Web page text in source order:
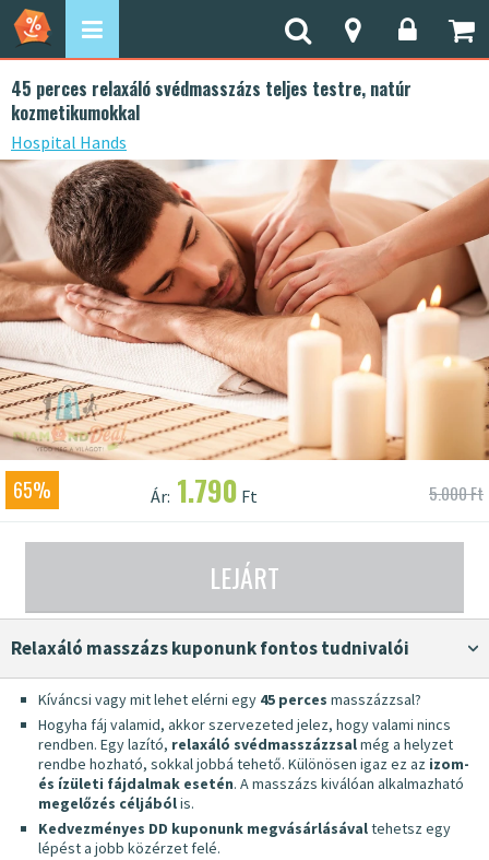
45 perces relaxáló svédmasszázs teljes testre, natúr
kozmetikumokkal
Hospital Hands
65% Ár: 1.790 Ft 5.000 Ft
LEJÁRT
Relaxáló masszázs kuponunk fontos tudnivalói
Kíváncsi vagy mit lehet elérni egy 45 perces masszázzsal?
Hogyha fáj valamid, akkor szervezeted jelez, hogy valami nincs
rendben. Egy lazító, relaxáló svédmasszázzsalmég a helyzet
rendbe hozható, sokkal jobbá tehető. Különösen igaz ez az izom-
és ízületi fájdalmak esetén. A masszázs kiválóan alkalmazható
megelőzés céljábólis.
Kedvezményes DD kuponunk megvásárlásávaltehetsz egy
lépést a jobb közérzet felé.